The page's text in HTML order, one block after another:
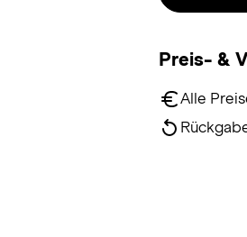
Preis- &
Alle